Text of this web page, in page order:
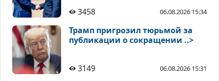
3458 06.08.2026 15:34
Трамп пригрозил тюрьмой за
публикации о сокращении ..>
3149 06.08.2026 15:31